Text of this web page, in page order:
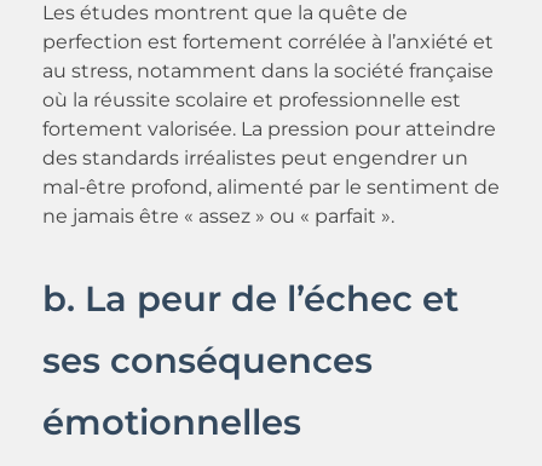
Les études montrent que la quête de
perfection est fortement corrélée à l’anxiété et
au stress, notamment dans la société française
où la réussite scolaire et professionnelle est
fortement valorisée. La pression pour atteindre
des standards irréalistes peut engendrer un
mal-être profond, alimenté par le sentiment de
ne jamais être « assez » ou « parfait ».
b. La peur de l’échec et
ses conséquences
émotionnelles